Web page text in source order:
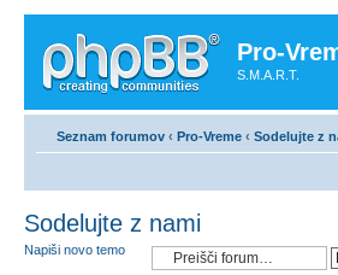
Pro-
S.M.A.R.T.
Seznam forumov ‹ Pro-Vreme ‹ Sodelujte z
Sodelujte z nami
Napiši novo temo